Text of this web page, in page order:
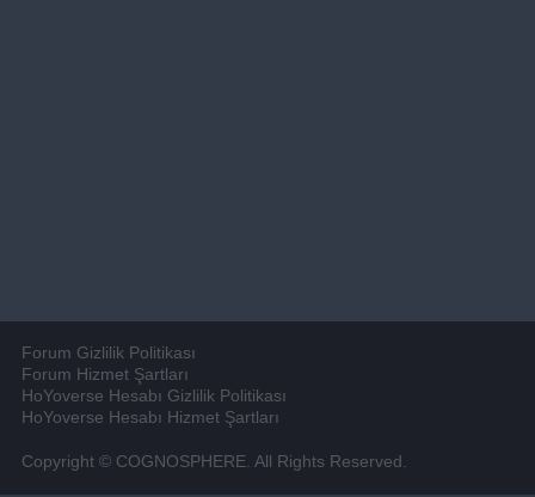
Forum Gizlilik Politikası
Forum Hizmet Şartları
HoYoverse Hesabı Gizlilik Politikası
HoYoverse Hesabı Hizmet Şartları
Copyright © COGNOSPHERE. All Rights Reserved.